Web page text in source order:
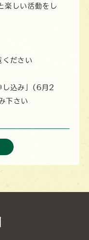
しい活動をし
ださい
込み」(6月2
下さい